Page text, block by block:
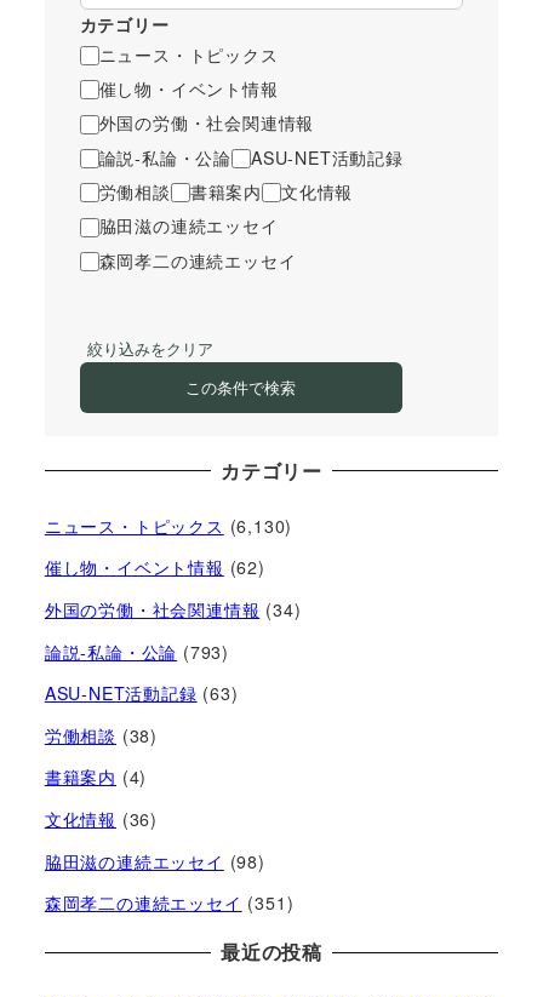
カテゴリー
ニュース・トピックス
催し物・イベント情報
外国の労働・社会関連情報
論説-私論・公論
ASU-NET活動記録
労働相談
書籍案内
文化情報
脇田滋の連続エッセイ
森岡孝二の連続エッセイ
絞り込みをクリア
この条件で検索
カテゴリー
ニュース・トピックス (6,130)
催し物・イベント情報 (62)
外国の労働・社会関連情報 (34)
論説-私論・公論 (793)
ASU-NET活動記録 (63)
労働相談 (38)
書籍案内 (4)
文化情報 (36)
脇田滋の連続エッセイ (98)
森岡孝二の連続エッセイ (351)
最近の投稿